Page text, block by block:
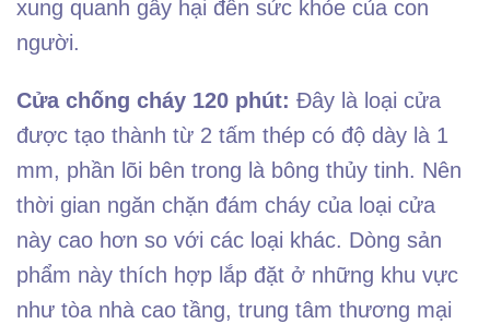
xung quanh gây hại đến sức khỏe của con
người.
Cửa chống cháy 120 phút: Đây là loại cửa
được tạo thành từ 2 tấm thép có độ dày là 1
mm, phần lõi bên trong là bông thủy tinh. Nên
thời gian ngăn chặn đám cháy của loại cửa
này cao hơn so với các loại khác. Dòng sản
phẩm này thích hợp lắp đặt ở những khu vực
như tòa nhà cao tầng, trung tâm thương mại